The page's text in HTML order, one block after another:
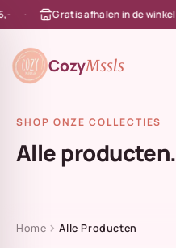
naar de content
Gratis afhalen in de winkel
CozyMssls
SHOP ONZE COLLECTIES
Alle producten.
Home chevron_rightAlle Producten